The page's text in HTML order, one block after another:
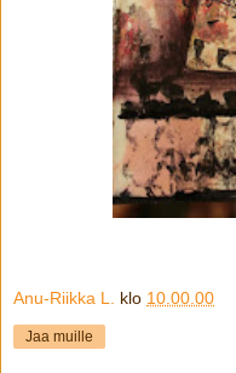
Anu-Riikka L. klo 10.00.00
Jaa muille